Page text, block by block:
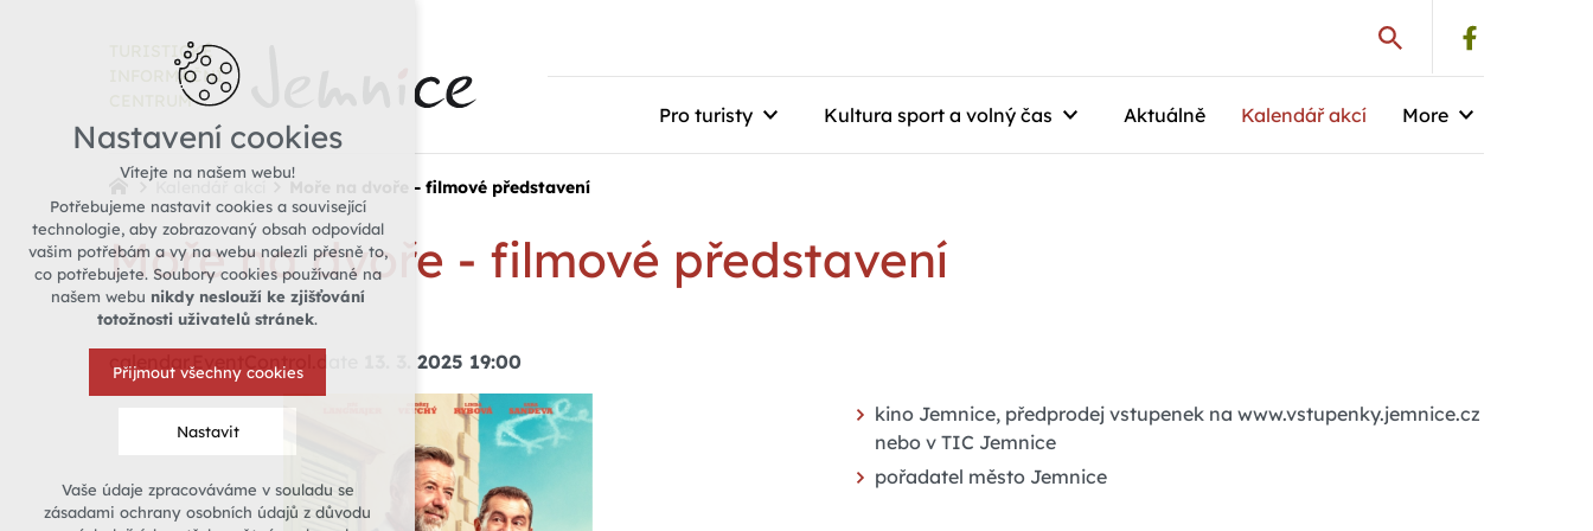
TURISTICKÉ
INFORMAČNÍ
CENTRUM
Pro turisty Kultura sport a volný čas Aktuálně Kalendář akcí More
Moře na dvoře - filmové představení
Moře na dvoře - filmové představení
calendar.EventControl.date 13. 3. 2025 19:00
kino Jemnice, předprodej vstupenek na www.vstupenky.jemnice.cz
nebo v TIC Jemnice
pořadatel město Jemnice
Nastavení cookies
Vítejte na našem webu!
Potřebujeme nastavit cookies a související
technologie, aby zobrazovaný obsah odpovídal
vašim potřebám a vy na webu nalezli přesně to,
co potřebujete. Soubory cookies používané na
našem webu nikdy neslouží ke zjišťování
totožnosti uživatelů stránek.
Přijmout všechny cookies
Nastavit
Technická cookies
Vaše údaje zpracováváme v souladu se
zásadami ochrany osobních údajů z důvodu